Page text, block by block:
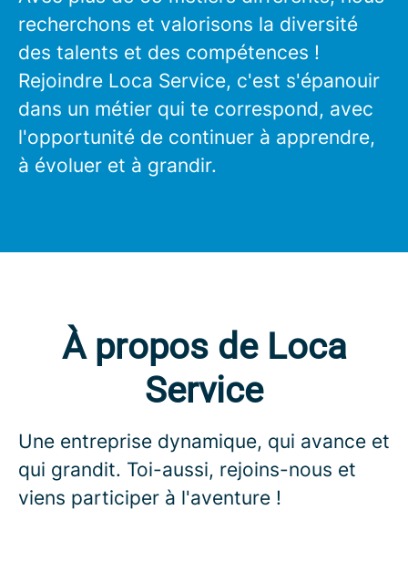
recherchons et valorisons la diversité
des talents et des compétences !
Rejoindre Loca Service, c'est s'épanouir
dans un métier qui te correspond, avec
l'opportunité de continuer à apprendre,
à évoluer et à grandir.
À propos de Loca
Service
Une entreprise dynamique, qui avance et
qui grandit. Toi-aussi, rejoins-nous et
viens participer à l'aventure !